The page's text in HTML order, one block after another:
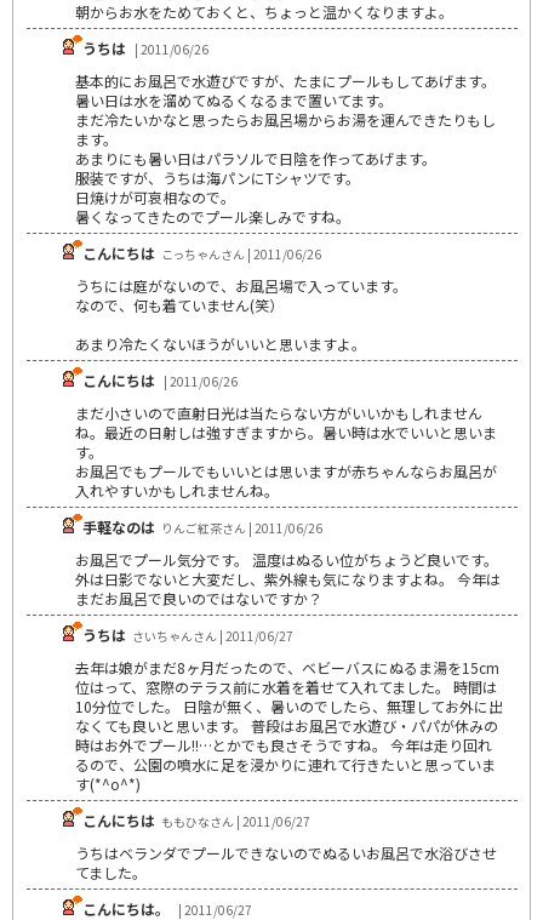
朝からお水をためておくと、ちょっと温かくなりますよ。
うちは | 2011/06/26
基本的にお風呂で水遊びですが、たまにプールもしてあげます。
暑い日は水を溜めてぬるくなるまで置いてます。
まだ冷たいかなと思ったらお風呂場からお湯を運んできたりもし
ます。
あまりにも暑い日はパラソルで日陰を作ってあげます。
服装ですが、うちは海パンにTシャツです。
日焼けが可哀相なので。
暑くなってきたのでプール楽しみですね。
こんにちは こっちゃんさん | 2011/06/26
うちには庭がないので、お風呂場で入っています。
なので、何も着ていません(笑）
あまり冷たくないほうがいいと思いますよ。
こんにちは | 2011/06/26
まだ小さいので直射日光は当たらない方がいいかもしれません
ね。最近の日射しは強すぎますから。暑い時は水でいいと思いま
す。
お風呂でもプールでもいいとは思いますが赤ちゃんならお風呂が
入れやすいかもしれませんね。
手軽なのは りんご紅茶さん | 2011/06/26
お風呂でプール気分です。 温度はぬるい位がちょうど良いです。
外は日影でないと大変だし、紫外線も気になりますよね。 今年は
まだお風呂で良いのではないですか？
うちは さいちゃんさん | 2011/06/27
去年は娘がまだ8ヶ月だったので、ベビーバスにぬるま湯を15cm
位はって、窓際のテラス前に水着を着せて入れてました。 時間は
10分位でした。 日陰が無く、暑いのでしたら、無理してお外に出
なくても良いと思います。 普段はお風呂で水遊び・パパが休みの
時はお外でプール!!…とかでも良さそうですね。 今年は走り回れ
るので、公園の噴水に足を浸かりに連れて行きたいと思っていま
す(*^o^*)
こんにちは ももひなさん | 2011/06/27
うちはベランダでプールできないのでぬるいお風呂で水浴びさせ
てました。
こんにちは。
| 2011/06/27